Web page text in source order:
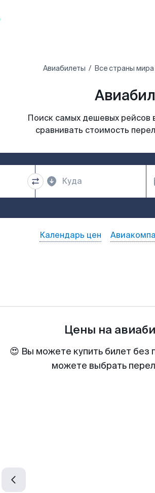
Авиабилеты Все страны мира
Поиск самых дешевых рейсов
сравнивать стоимость
Календарь цен
Цены на
😍 Вы можете купить билет без
можете выбрать